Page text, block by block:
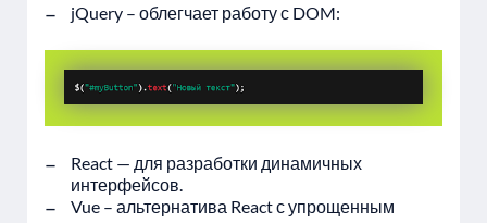
jQuery – облегчает работу с DOM:
React — для разработки динамичных
интерфейсов.
Vue – альтернатива React с упрощенным